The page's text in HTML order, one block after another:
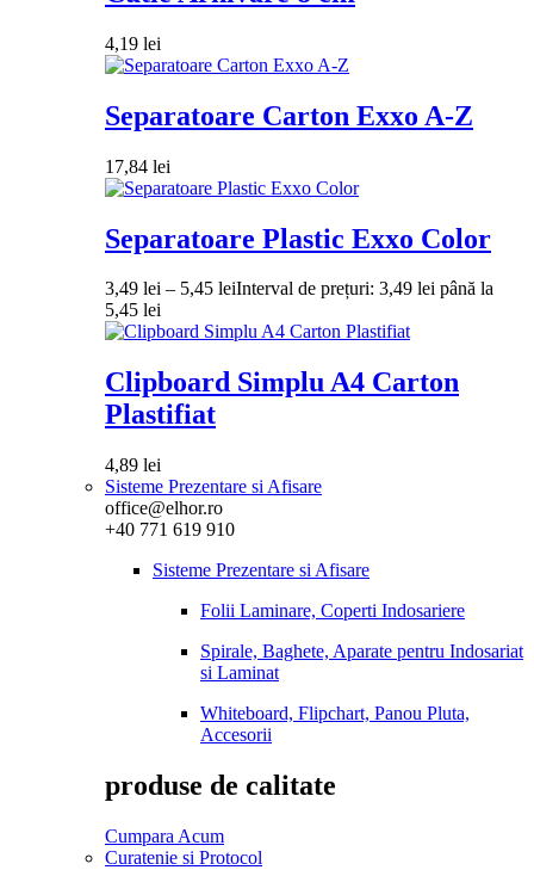
4,19 lei
Separatoare Carton Exxo A-Z
17,84 lei
Separatoare Plastic Exxo Color
3,49 lei – 5,45 leiInterval de prețuri: 3,49 lei până la
5,45 lei
Clipboard Simplu A4 Carton
Plastifiat
4,89 lei
Sisteme Prezentare si Afisare
office@elhor.ro
+40 771 619 910
Sisteme Prezentare si Afisare
Folii Laminare, Coperti Indosariere
Spirale, Baghete, Aparate pentru Indosariat
si Laminat
Whiteboard, Flipchart, Panou Pluta,
Accesorii
produse de calitate
Cumpara Acum
Curatenie si Protocol